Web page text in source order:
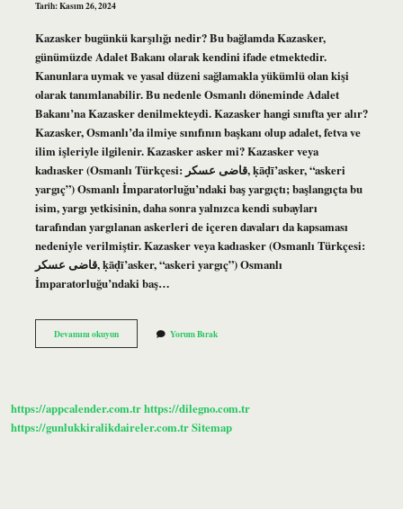
Tarih: Kasım 26, 2024
Kazasker bugünkü karşılığı nedir? Bu bağlamda Kazasker,
günümüzde Adalet Bakanı olarak kendini ifade etmektedir.
Kanunlara uymak ve yasal düzeni sağlamakla yükümlü olan kişi
olarak tanımlanabilir. Bu nedenle Osmanlı döneminde Adalet
Bakanı’na Kazasker denilmekteydi. Kazasker hangi sınıfta yer alır?
Kazasker, Osmanlı’da ilmiye sınıfının başkanı olup adalet, fetva ve
ilim işleriyle ilgilenir. Kazasker asker mi? Kazasker veya
kadıasker (Osmanlı Türkçesi: قاضی عسكر, ḳāḍī’asker, “askeri
yargıç”) Osmanlı İmparatorluğu’ndaki baş yargıçtı; başlangıçta bu
isim, yargı yetkisinin, daha sonra yalnızca kendi subayları
tarafından yargılanan askerleri de içeren davaları da kapsaması
nedeniyle verilmiştir. Kazasker veya kadıasker (Osmanlı Türkçesi:
قاضی عسكر, ḳāḍī’asker, “askeri yargıç”) Osmanlı
İmparatorluğu’ndaki baş…
Devamını okuyunKazasker
Kime
Yorum Bırak
https://appcalender.com.trhttps://dilegno.com.tr
https://gunlukkiralikdaireler.com.trSitemap